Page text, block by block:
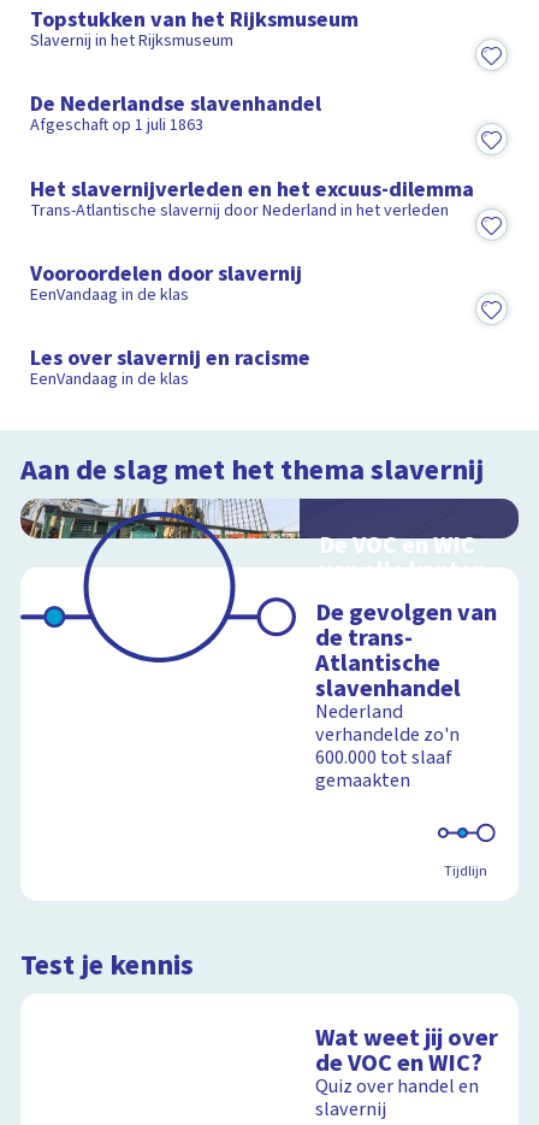
Topstukken van het Rijksmuseum
Slavernij in het Rijksmuseum
De Nederlandse slavenhandel
Afgeschaft op 1 juli 1863
Het slavernijverleden en het excuus-dilemma
Trans-Atlantische slavernij door Nederland in het verleden
Vooroordelen door slavernij
EenVandaag in de klas
Les over slavernij en racisme
EenVandaag in de klas
Aan de slag met het thema slavernij
De VOC en WIC
van alle kanten
over zee
De gevolgen van
de trans-
Atlantische
slavenhandel
Nederland
verhandelde zo'n
600.000 tot slaaf
gemaakten
Tijdlijn
Test je kennis
Wat weet jij over
de VOC en WIC?
Quiz over handel en
slavernij